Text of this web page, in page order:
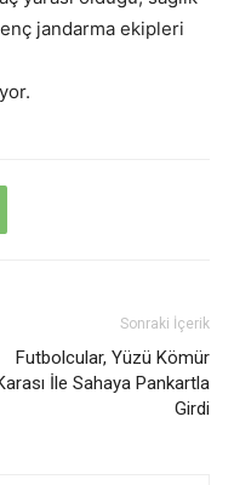
jandarma ekipleri
Sonraki İçerik
Futbolcular, Yüzü Kömür
İle Sahaya Pankartla
Girdi